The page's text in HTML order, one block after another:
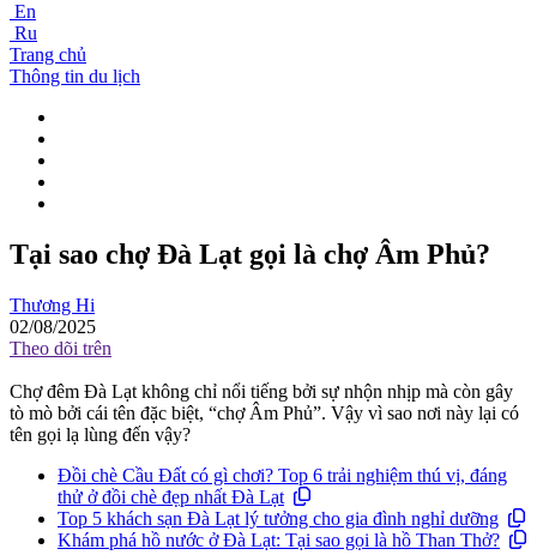
En
Ru
Trang chủ
Thông tin du lịch
Tại sao chợ Đà Lạt gọi là chợ Âm Phủ?
Thương Hi
02/08/2025
Theo dõi trên
Chợ đêm Đà Lạt không chỉ nổi tiếng bởi sự nhộn nhịp mà còn gây
tò mò bởi cái tên đặc biệt, “chợ Âm Phủ”. Vậy vì sao nơi này lại có
tên gọi lạ lùng đến vậy?
Đồi chè Cầu Đất có gì chơi? Top 6 trải nghiệm thú vị, đáng
thử ở đồi chè đẹp nhất Đà Lạt
Top 5 khách sạn Đà Lạt lý tưởng cho gia đình nghỉ dưỡng
Khám phá hồ nước ở Đà Lạt: Tại sao gọi là hồ Than Thở?